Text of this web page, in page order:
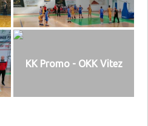
KK Promo - OKK Vitez